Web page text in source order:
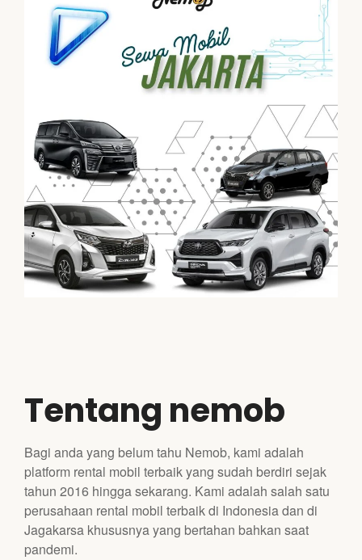
Tentang nemob
Bagi anda yang belum tahu Nemob, kami adalah
platform rental mobil terbaik yang sudah berdiri sejak
tahun 2016 hingga sekarang. Kami adalah salah satu
perusahaan rental mobil terbaik di Indonesia dan di
Jagakarsa khususnya yang bertahan bahkan saat
pandemi.